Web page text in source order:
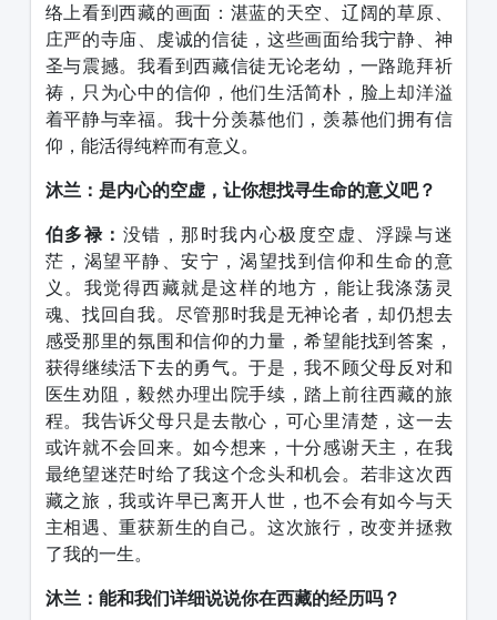
络上看到西藏的画面：湛蓝的天空、辽阔的草原、
庄严的寺庙、虔诚的信徒，这些画面给我宁静、神
圣与震撼。我看到西藏信徒无论老幼，一路跪拜祈
祷，只为心中的信仰，他们生活简朴，脸上却洋溢
着平静与幸福。我十分羡慕他们，羡慕他们拥有信
仰，能活得纯粹而有意义。
沐兰：是内心的空虚，让你想找寻生命的意义吧？
伯多禄： 没错，那时我内心极度空虚、浮躁与迷
茫，渴望平静、安宁，渴望找到信仰和生命的意
义。我觉得西藏就是这样的地方，能让我涤荡灵
魂、找回自我。尽管那时我是无神论者，却仍想去
感受那里的氛围和信仰的力量，希望能找到答案，
获得继续活下去的勇气。于是，我不顾父母反对和
医生劝阻，毅然办理出院手续，踏上前往西藏的旅
程。我告诉父母只是去散心，可心里清楚，这一去
或许就不会回来。如今想来，十分感谢天主，在我
最绝望迷茫时给了我这个念头和机会。若非这次西
藏之旅，我或许早已离开人世，也不会有如今与天
主相遇、重获新生的自己。这次旅行，改变并拯救
了我的一生。
沐兰：能和我们详细说说你在西藏的经历吗？